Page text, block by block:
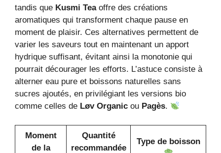
tandis que Kusmi Teaoffre des créations
aromatiques qui transforment chaque pause en
moment de plaisir. Ces alternatives permettent de
varier les saveurs tout en maintenant un apport
hydrique suffisant, évitant ainsi la monotonie qui
pourrait décourager les efforts. L’astuce consiste à
alterner eau pure et boissons naturelles sans
sucres ajoutés, en privilégiant les versions bio
comme celles de Løv Organic ou Pagès.
Moment
de la
Quantité
recommandée
Type de boisson